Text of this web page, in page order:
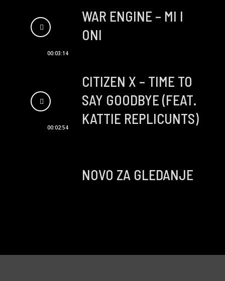
00:03:14
WAR ENGINE – MI I
ONI
00:02:54
CITIZEN X – TIME TO
SAY GOODBYE (FEAT.
KATTIE REPLICUNTS)
NOVO ZA GLEDANJE